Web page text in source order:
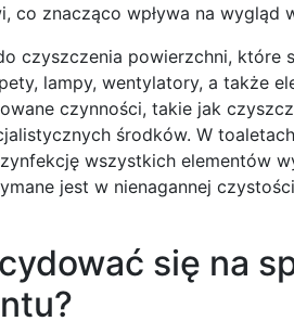
co znacząco wpływa na wygląd
czyszczenia powierzchni,
lampy, wentylatory, a także
czynności, takie jak
środków. W
wszystkich elementów
jest w nienagannej
się na